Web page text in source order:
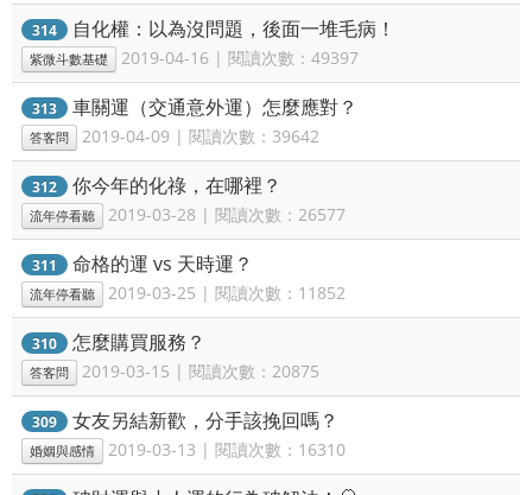
314 自化權：以為沒問題，後面一堆毛病！
紫微斗數基礎 2019-04-16 | 閱讀次數：49397
313 車關運（交通意外運）怎麼應對？
答客問 2019-04-09 | 閱讀次數：39642
312 你今年的化祿，在哪裡？
流年停看聽 2019-03-28 | 閱讀次數：26577
311 命格的運 vs 天時運？
流年停看聽 2019-03-25 | 閱讀次數：11852
310 怎麼購買服務？
答客問 2019-03-15 | 閱讀次數：20875
309 女友另結新歡，分手該挽回嗎？
婚姻與感情 2019-03-13 | 閱讀次數：16310